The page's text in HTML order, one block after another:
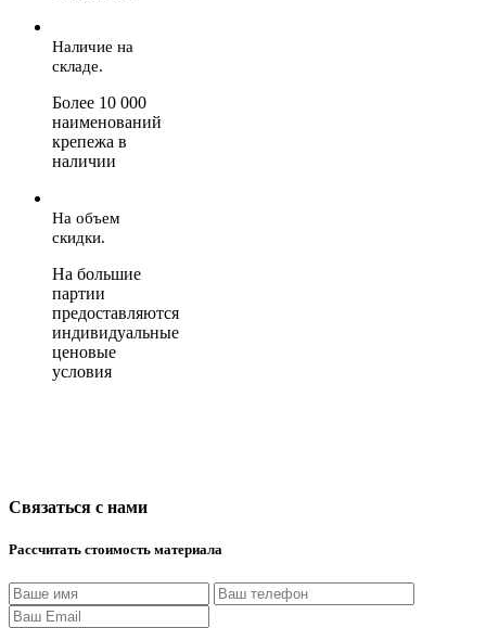
Наличие на
складе.
Более 10 000
наименований
крепежа в
наличии
На объем
скидки.
На большие
партии
предоставляются
индивидуальные
ценовые
условия
Связаться с нами
Рассчитать стоимость материала